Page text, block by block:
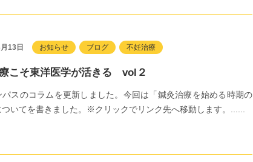
13日 お知らせ ブログ 不妊治療
こそ東洋医学が活きる vol２
パスのコラムを更新しました。今回は「鍼灸治療を始める時期の
いてを書きました。※クリックでリンク先へ移動します。......